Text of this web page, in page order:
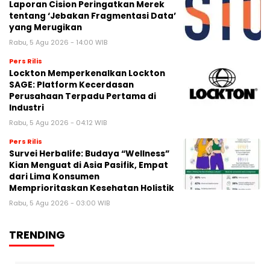
Laporan Cision Peringatkan Merek
tentang ‘Jebakan Fragmentasi Data’
yang Merugikan
Rabu, 5 Agu 2026 - 14:00 WIB
Pers Rilis
Lockton Memperkenalkan Lockton
SAGE: Platform Kecerdasan
Perusahaan Terpadu Pertama di
Industri
Rabu, 5 Agu 2026 - 04:12 WIB
Pers Rilis
Survei Herbalife: Budaya “Wellness”
Kian Menguat di Asia Pasifik, Empat
dari Lima Konsumen
Memprioritaskan Kesehatan Holistik
Rabu, 5 Agu 2026 - 03:00 WIB
TRENDING